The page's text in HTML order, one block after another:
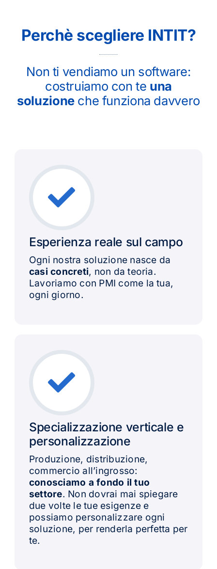
Perchè scegliere INTIT?
Non ti vendiamo un software:
costruiamo con te una
soluzioneche funziona davvero
Esperienza reale sul campo
Ogni nostra soluzione nasce da
casi concreti, non da teoria.
Lavoriamo con PMI come la tua,
ogni giorno.
Specializzazione verticale e
personalizzazione
Produzione, distribuzione,
commercio all’ingrosso:
conosciamo a fondo il tuo
settore. Non dovrai mai spiegare
due volte le tue esigenze e
possiamo personalizzare ogni
soluzione, per renderla perfetta per
te.